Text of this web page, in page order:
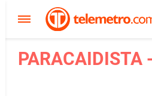
PARACAIDISTA